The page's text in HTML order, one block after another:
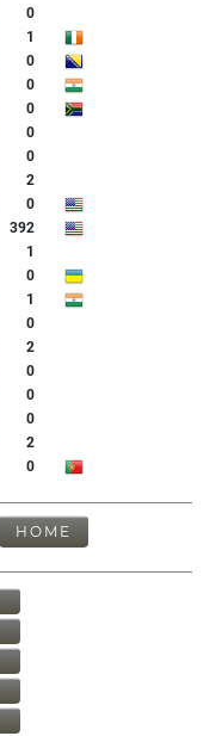
0
1
0
0
0
0
0
2
0
392
1
0
1
0
2
0
0
0
2
0
HOME